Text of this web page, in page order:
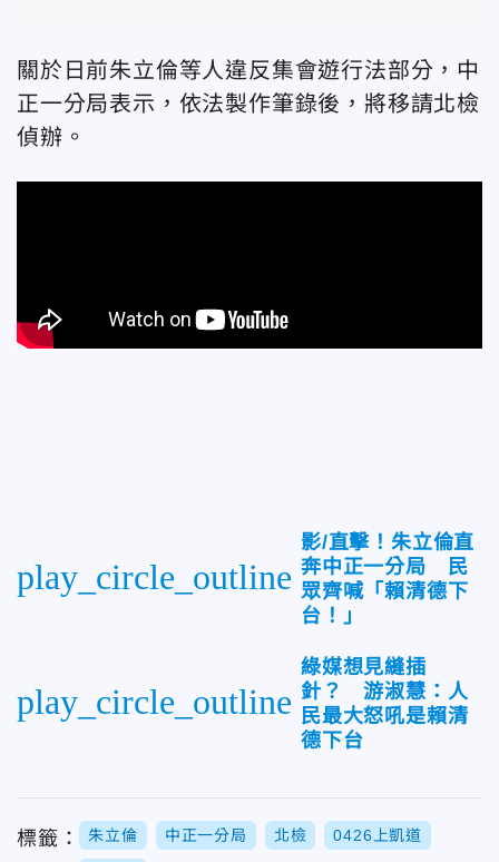
關於日前朱立倫等人違反集會遊行法部分，中
正一分局表示，依法製作筆錄後，將移請北檢
偵辦。
play_circle_outline
影/直擊！朱立倫直
奔中正一分局 民
眾齊喊「賴清德下
台！」
play_circle_outline
綠媒想見縫插
針？ 游淑慧：人
民最大怒吼是賴清
德下台
標籤： 朱立倫 中正一分局 北檢 0426上凱道